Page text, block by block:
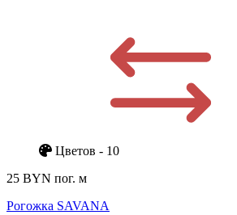
Цветов - 10
25 BYN пог. м
Рогожка SAVANA